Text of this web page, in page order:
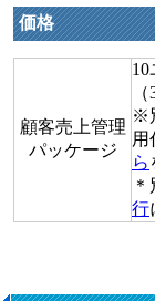
価格
顧客売上管理
パッケージ
※
用
ら
＊
行